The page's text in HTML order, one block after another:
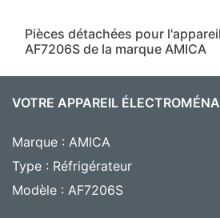
Pièces détachées pour
AF7206S de la marque AMICA
VOTRE APPAREIL
Marque : AMICA
Type : Réfrigérateur
Modèle : AF7206S